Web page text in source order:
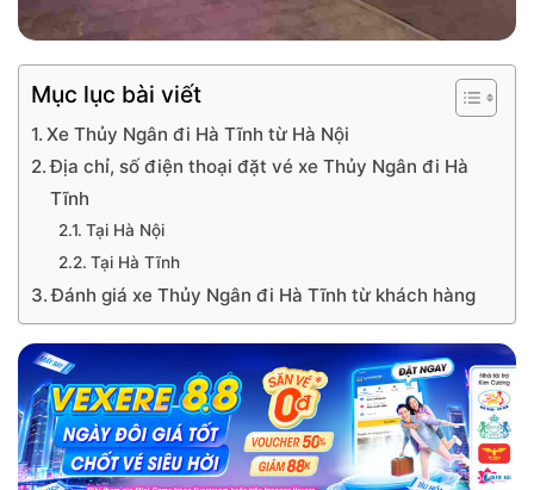
Mục lục bài viết
Xe Thủy Ngân đi Hà Tĩnh từ Hà Nội
Địa chỉ, số điện thoại đặt vé xe Thủy Ngân đi Hà
Tĩnh
Tại Hà Nội
Tại Hà Tĩnh
Đánh giá xe Thủy Ngân đi Hà Tĩnh từ khách hàng